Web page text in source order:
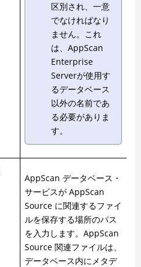
区別され、一意
でなければなり
ません。これ
は、AppScan
Enterprise
Serverが使用す
るデータベース
以外の名前であ
る必要がありま
す。
AppScan データベース・
サービスが AppScan
Source に関連するファイ
ルを保存する場所のパス
を入力します。AppScan
Source 関連ファイルは、
データベース内にメタデ